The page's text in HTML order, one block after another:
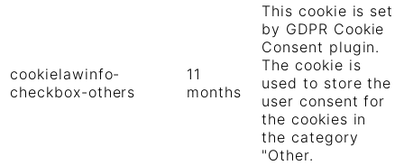
cookielawinfo-
checkbox-others
11
months
This cookie is set
by GDPR Cookie
Consent plugin.
The cookie is
used to store the
user consent for
the cookies in
the category
"Other.